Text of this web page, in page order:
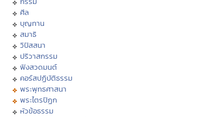
ศีล
บุญทาน
สมาธิ
วิปัสสนา
ปริวาสกรรม
ฟังสวดมนต์
คอร์สปฏิบัติธรรม
พระพุทธศาสนา
พระไตรปิฏก
หัวข้อธรรม